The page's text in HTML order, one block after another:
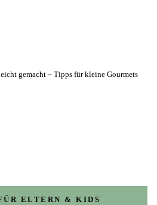
gemacht – Tipps für kleine Gourmets
ELTERN & KIDS